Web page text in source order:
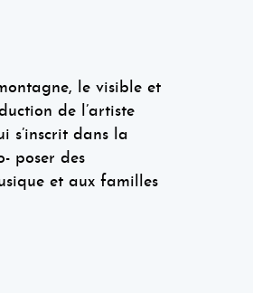
le visible et
de l’artiste
s’inscrit dans la
poser des
et aux familles